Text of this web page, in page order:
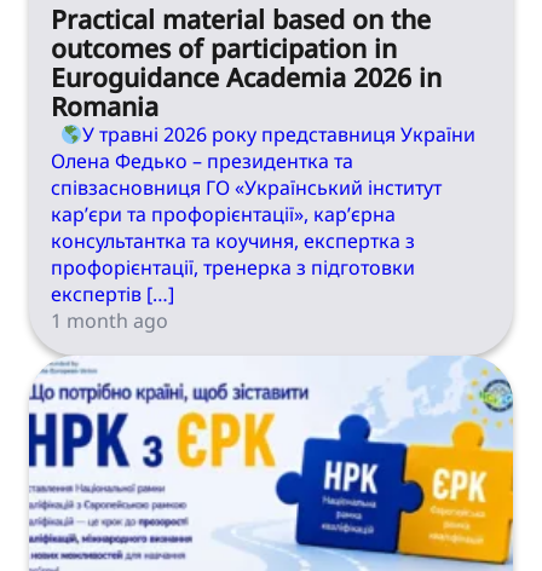
Practical material based on the
outcomes of participation in
Euroguidance Academia 2026 in
Romania
У травні 2026 року представниця України
Олена Федько – президентка та
співзасновниця ГО «Український інститут
кар’єри та профорієнтації», кар’єрна
консультантка та коучиня, експертка з
профорієнтації, тренерка з підготовки
експертів […]
1 month ago